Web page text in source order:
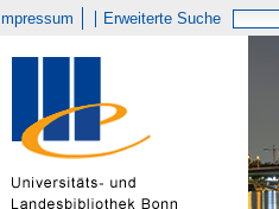
Impressum Erweiterte Suche